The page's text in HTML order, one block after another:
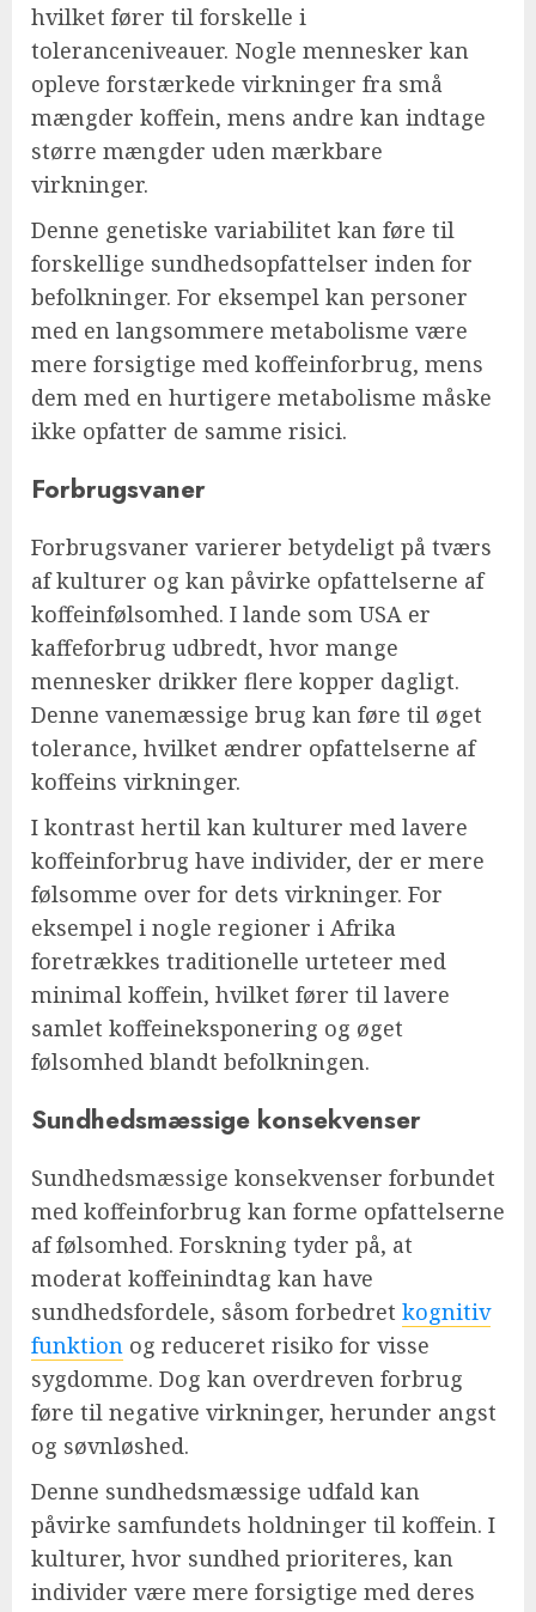
hvilket fører til forskelle i
toleranceniveauer. Nogle mennesker kan
opleve forstærkede virkninger fra små
mængder koffein, mens andre kan indtage
større mængder uden mærkbare
virkninger.
Denne genetiske variabilitet kan føre til
forskellige sundhedsopfattelser inden for
befolkninger. For eksempel kan personer
med en langsommere metabolisme være
mere forsigtige med koffeinforbrug, mens
dem med en hurtigere metabolisme måske
ikke opfatter de samme risici.
Forbrugsvaner
Forbrugsvaner varierer betydeligt på tværs
af kulturer og kan påvirke opfattelserne af
koffeinfølsomhed. I lande som USA er
kaffeforbrug udbredt, hvor mange
mennesker drikker flere kopper dagligt.
Denne vanemæssige brug kan føre til øget
tolerance, hvilket ændrer opfattelserne af
koffeins virkninger.
I kontrast hertil kan kulturer med lavere
koffeinforbrug have individer, der er mere
følsomme over for dets virkninger. For
eksempel i nogle regioner i Afrika
foretrækkes traditionelle urteteer med
minimal koffein, hvilket fører til lavere
samlet koffeineksponering og øget
følsomhed blandt befolkningen.
Sundhedsmæssige konsekvenser
Sundhedsmæssige konsekvenser forbundet
med koffeinforbrug kan forme opfattelserne
af følsomhed. Forskning tyder på, at
moderat koffeinindtag kan have
sundhedsfordele, såsom forbedret kognitiv
funktion og reduceret risiko for visse
sygdomme. Dog kan overdreven forbrug
føre til negative virkninger, herunder angst
og søvnløshed.
Denne sundhedsmæssige udfald kan
påvirke samfundets holdninger til koffein. I
kulturer, hvor sundhed prioriteres, kan
individer være mere forsigtige med deres